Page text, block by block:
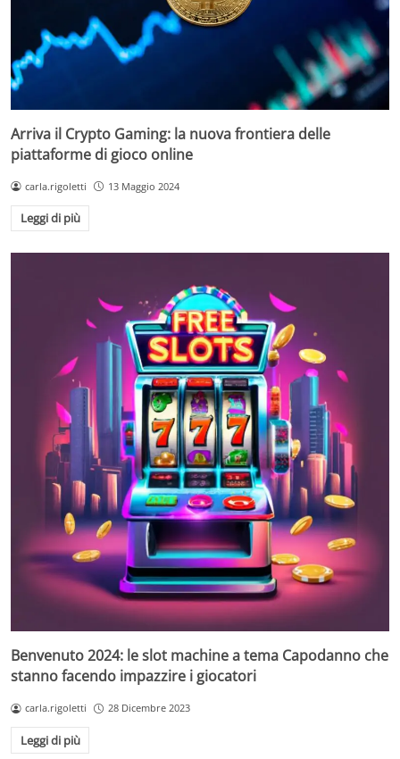
Arriva il Crypto Gaming: la nuova frontiera delle
piattaforme di gioco online
carla.rigoletti 13 Maggio 2024
Leggi di più
Benvenuto 2024: le slot machine a tema Capodanno che
stanno facendo impazzire i giocatori
carla.rigoletti 28 Dicembre 2023
Leggi di più